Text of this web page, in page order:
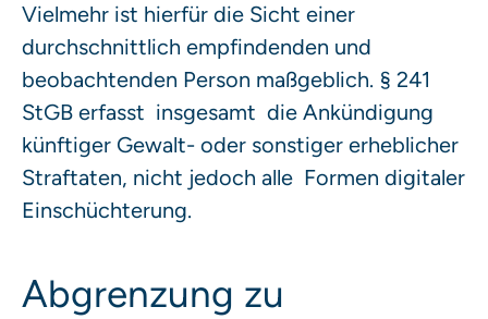
Vielmehr ist hierfür die Sicht einer
durchschnittlich empfindenden und
beobachtenden Person maßgeblich. § 241
StGB erfasst insgesamt die Ankündigung
künftiger Gewalt- oder sonstiger erheblicher
Straftaten, nicht jedoch alle Formen digitaler
Einschüchterung.
Abgrenzung zu